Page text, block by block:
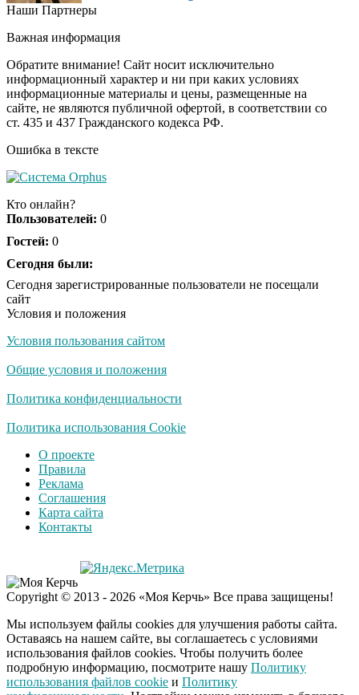
Этот танец невесты
Пересмотрела 10 раз
i
Ролик из Омска: вы
будете смеяться долго
Наши Партнеры
Важная информация
Обратите внимание! Сайт носит исключительно
информационный характер и ни при каких условиях
информационные материалы и цены, размещенные на
сайте, не являются публичной офертой, в соответствии со
ст. 435 и 437 Гражданского кодекса РФ.
Ошибка в тексте
Кто онлайн?
Пользователей: 0
Гостей: 0
Сегодня были:
Сегодня зарегистрированные пользователи не посещали
сайт
Условия и положения
Условия пользования сайтом
Общие условия и положения
Политика конфиденциальности
Политика использования Cookie
О проекте
Правила
Реклама
Соглашения
Карта сайта
Контакты
Copyright © 2013 - 2026 «Моя Керчь» Все права защищены!
Мы используем файлы cookies для улучшения работы сайта.
Оставаясь на нашем сайте, вы соглашаетесь с условиями
использования файлов cookies. Чтобы получить более
подробную информацию, посмотрите нашу Политику
использования файлов cookie и Политику